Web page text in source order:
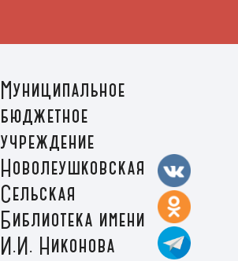
Муниципальное
бюджетное
учреждение
Новолеушковская
Сельская
Библиотека имени
И.И. Никонова